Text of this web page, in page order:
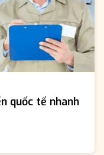
quốc tế nhanh